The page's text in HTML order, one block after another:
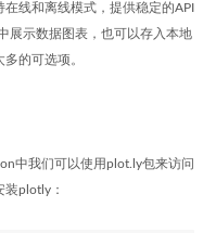
线和离线模式，提供稳定的API
展示数据图表，也可以存入本地
的可选项。
中我们可以使用plot.ly包来访问
装plotly：